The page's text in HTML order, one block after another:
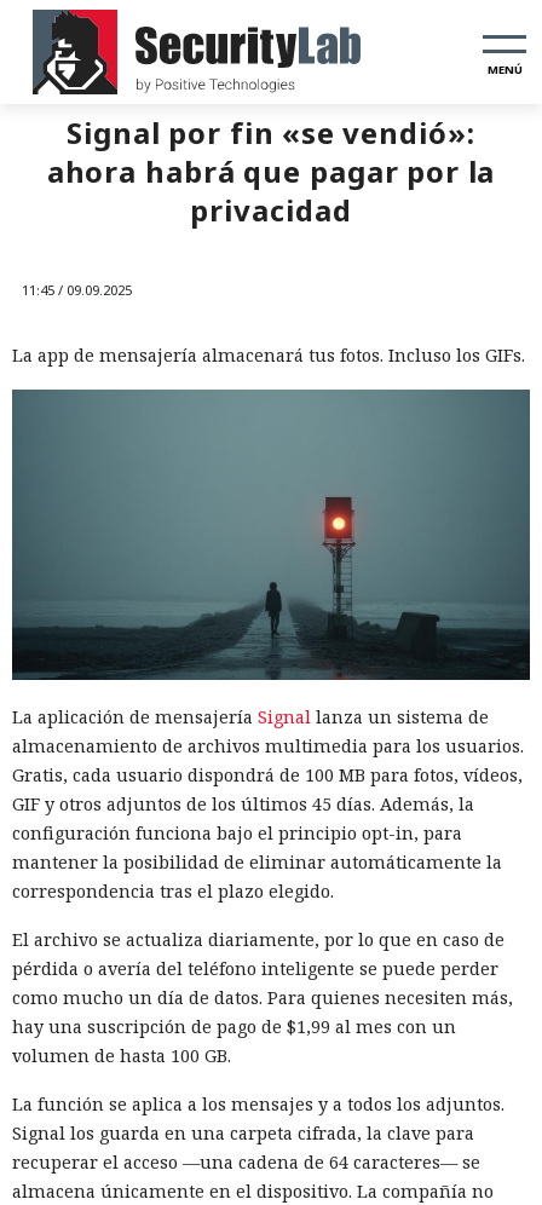
MENÚ
Signal por fin «se vendió»:
ahora habrá que pagar por la
privacidad
11:45 / 09.09.2025
La app de mensajería almacenará tus fotos. Incluso los GIFs.
La aplicación de mensajería Signal lanza un sistema de
almacenamiento de archivos multimedia para los usuarios.
Gratis, cada usuario dispondrá de 100 MB para fotos, vídeos,
GIF y otros adjuntos de los últimos 45 días. Además, la
configuración funciona bajo el principio opt-in, para
mantener la posibilidad de eliminar automáticamente la
correspondencia tras el plazo elegido.
El archivo se actualiza diariamente, por lo que en caso de
pérdida o avería del teléfono inteligente se puede perder
como mucho un día de datos. Para quienes necesiten más,
hay una suscripción de pago de $1,99 al mes con un
volumen de hasta 100 GB.
La función se aplica a los mensajes y a todos los adjuntos.
Signal los guarda en una carpeta cifrada, la clave para
recuperar el acceso —una cadena de 64 caracteres— se
almacena únicamente en el dispositivo. La compañía no